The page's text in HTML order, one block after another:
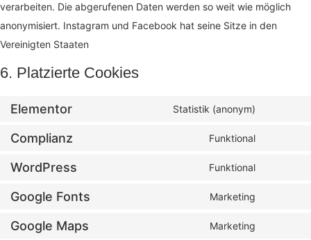
verarbeiten. Die abgerufenen Daten werden so weit wie möglich
anonymisiert. Instagram und Facebook hat seine Sitze in den
Vereinigten Staaten
6. Platzierte Cookies
Elementor Statistik (anonym)
Complianz Funktional
WordPress Funktional
Google Fonts Marketing
Google Maps Marketing